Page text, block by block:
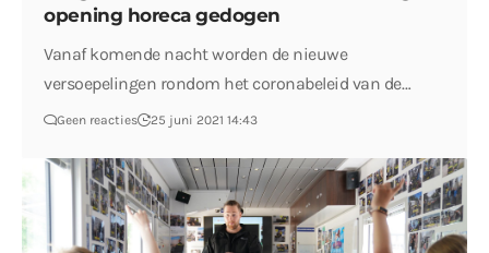
opening horeca gedogen
Vanaf komende nacht worden de nieuwe
versoepelingen rondom het coronabeleid van de…
Geen reacties 25 juni 2021 14:43